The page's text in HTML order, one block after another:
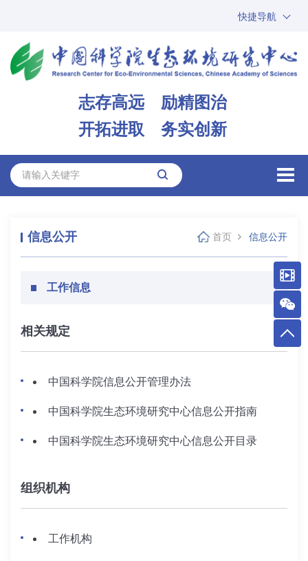
快捷导航
ARP
邮箱
志存高远 励精图治
开拓进取 务实创新
信息公开 首页 信息公开
工作信息
相关规定
中国科学院信息公开管理办法
中国科学院生态环境研究中心信息公开指南
中国科学院生态环境研究中心信息公开目录
组织机构
工作机构